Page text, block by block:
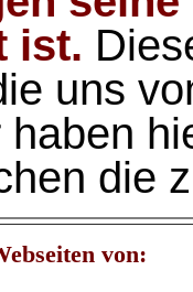
ist.
uns
die
von: